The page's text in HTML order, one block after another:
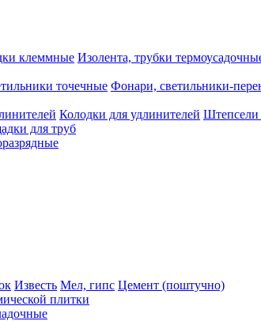
клеммные Изолента, трубки
точечные Фонари, светильники-
Колодки для удлинителей Штепсели
для труб
Известь Мел, гипс Цемент (поштучно)
плитки